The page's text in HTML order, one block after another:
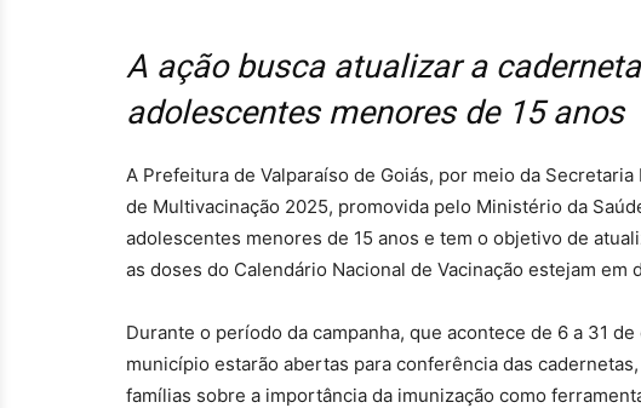
A ação busca atualizar a
adolescentes menores de 15 anos
A Prefeitura de Valparaíso de Goiás, por meio da
de Multivacinação 2025, promovida pelo Ministério da
adolescentes menores de 15 anos e tem o objetivo de
as doses do Calendário Nacional de Vacinação estejam em
Durante o período da campanha, que acontece de 6 a 31
município estarão abertas para conferência das
famílias sobre a importância da imunização como